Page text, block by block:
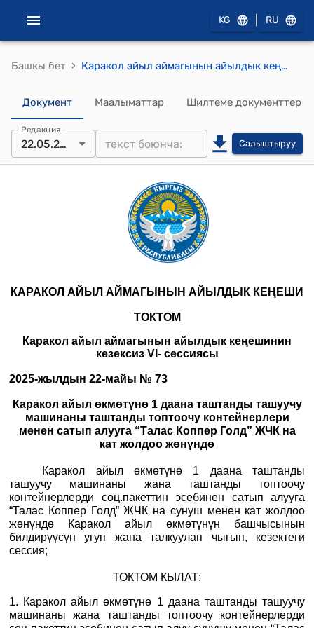
KG RU
Башкы бет › Каракол айыл аймагынын айылдык кеңешинин кезекcиз 2025-жылдын 22-майындагы № 73 "Каракол айыл өкмөтүнө 1 даана таштанды ташуучу машинаны таштанды топтоочу контейнерлери менен сатып алууга “Талас Коппер Голд” ЖЧК на кат жолдоо жөнүндө" токтому
Документ Маалыматтар Шилтеме документтер
Редакция
22.05.2025 Салыштыруу